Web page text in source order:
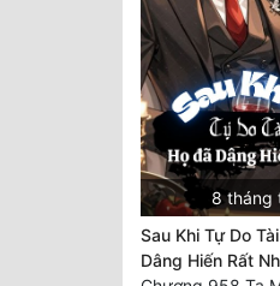
8 tháng
Sau Khi Tự Do
Dâng Hiến Rất